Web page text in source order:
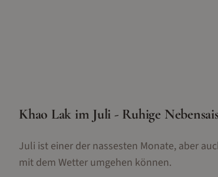
Khao Lak im Juli - Ruhige
Juli ist einer der nassesten Monate, aber
mit dem Wetter umgehen können.